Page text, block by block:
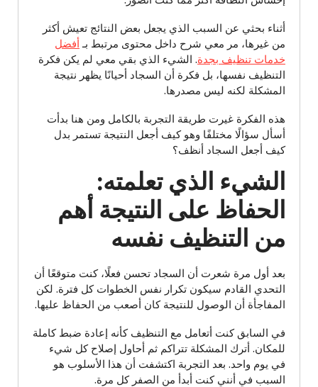
أثناء بحثي عن السبب الذي يجعل بعض النتائج تعيش أكثر
من غيرها، مر معي شرح داخل محتوى مرتبط بـ أفضل
خدمات تنظيف بجدة. الشيء الذي بقي معي لم يكن فكرة
التنظيف نفسها، بل فكرة أن السجاد أحيانًا يظهر نتيجة
المشكلة لكنه ليس مصدرها.
هذه الفكرة غيرت طريقة التجربة بالكامل ومن هنا بدأت
أسأل سؤالًا مختلفًا وهو كيف أجعل النتيجة تستمر بدل
كيف أجعل السجاد أنظف؟
الشيء الذي تعلمته:
الحفاظ على النتيجة أهم
من التنظيف نفسه
بعد أول مرة شعرت أن السجاد تحسن فعلًا، كنت متوقعًا أن
التحدي القادم سيكون تكرار نفس الخطوات كل فترة. لكن
المفاجأة أن الوصول للنتيجة كان أصعب من الحفاظ عليها.
في السابق كنت أتعامل مع التنظيف كأنه إعادة ضبط كاملة
للمكان. أترك المشكلة تتراكم ثم أحاول إصلاح كل شيء
في يوم واحد. بعد التجربة اكتشفت أن هذا الأسلوب هو
السبب في أنني كنت أبدأ من الصفر كل مرة.